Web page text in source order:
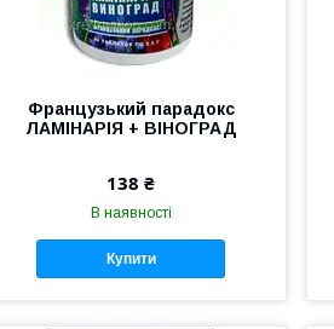
Французький парадокс
ЛАМІНАРІЯ + ВІНОГРАД
138 ₴
В наявності
Купити